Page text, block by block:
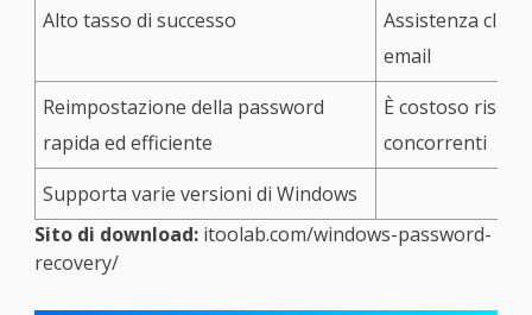
Alto tasso di successo
Assistenza
email
Reimpostazione della password
rapida ed efficiente
È costoso
concorrenti
Supporta varie versioni di Windows
Sito di download:itoolab.com/windows-password-
recovery/